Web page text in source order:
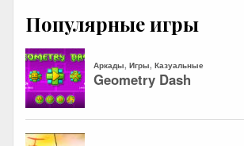
Популярные игры